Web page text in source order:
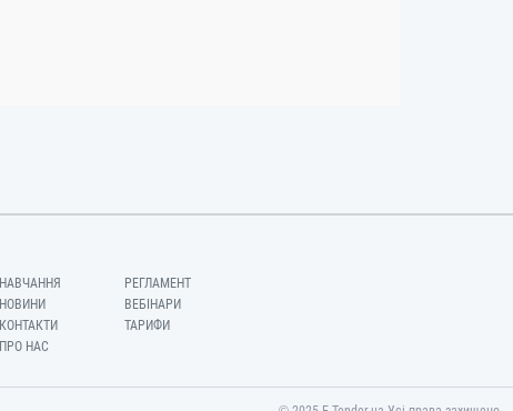
НАВЧАННЯ
НОВИНИ
КОНТАКТИ
ПРО НАС
РЕГЛАМЕНТ
ВЕБІНАРИ
ТАРИФИ